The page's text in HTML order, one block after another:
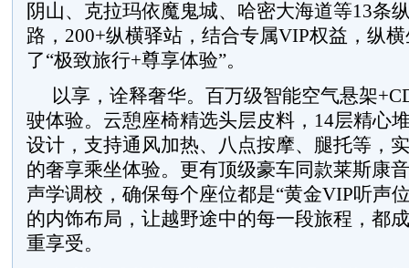
阴山、克拉玛依魔鬼城、哈密大海道等13条
路，200+纵横驿站，结合专属VIP权益，纵
了“极致旅行+尊享体验”。
以享，诠释奢华。百万级智能空气悬架
驶体验。云憩座椅精选头层皮料，14层精心
设计，支持通风加热、八点按摩、腿托等，
的奢享乘坐体验。更有顶级豪车同款莱斯康
声学调校，确保每个座位都是“黄金VIP听声
的内饰布局，让越野途中的每一段旅程，都
重享受。